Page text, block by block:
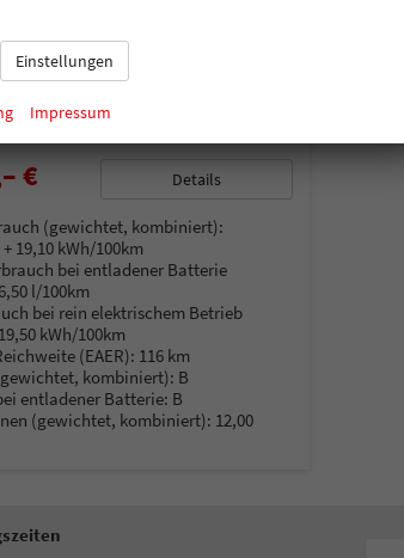
GetriebeAutomatik
€ Details
(gewichtet, kombiniert):
19,10 kWh/100km
bei entladener Batterie
6,50 l/100km
bei rein elektrischem Betrieb
19,50 kWh/100km
(EAER): 116 km
kombiniert): B
entladener Batterie: B
(gewichtet, kombiniert): 12,00
Einstellungen
Impressum